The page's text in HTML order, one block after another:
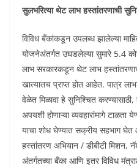
सुलभरित्या थेट लाभ हस्तांतरणाची
विविध बँकांकडून उपलब्ध झालेल्या
योजनेअंतर्गत उघडलेल्या सुमारे 5.4
लाभ सरकारकडून थेट लाभ
खात्यातच प्राप्त होत आहेत. पात्र
वेळेत मिळावा हे सुनिश्चित
अपयशी होणाऱ्या व्यवहारांमागे
याचा शोध घेण्यात सक्रीय सहभाग
हस्तांतरण अभियान / डीबीटी मिशन,
अंतर्गतच्या बँका आणि इतर विविध